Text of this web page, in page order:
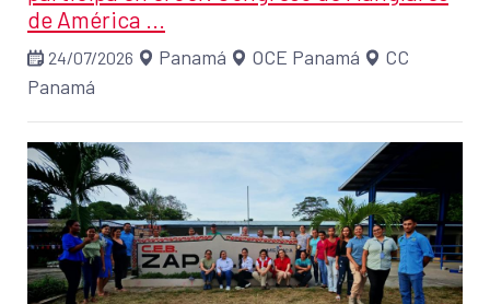
de América ...
24/07/2026 Panamá OCE Panamá
CC
Panamá